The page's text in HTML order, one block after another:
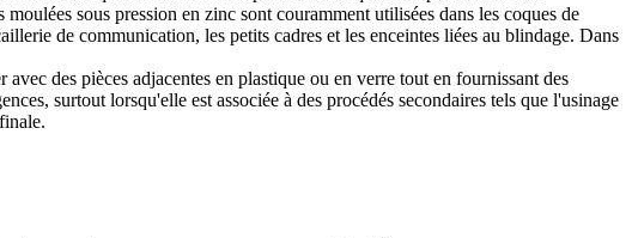
sous pression en zinc sont couramment utilisées dans les coques de
de communication, les petits cadres et les enceintes liées au blindage. Dans
des pièces adjacentes en plastique ou en verre tout en fournissant des
surtout lorsqu'elle est associée à des procédés secondaires tels que l'usinage